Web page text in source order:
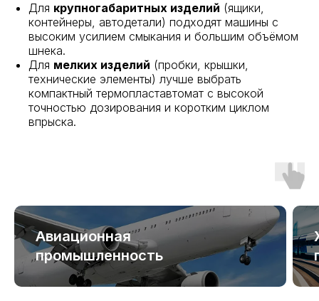
Для крупногабаритных изделий (ящики,
контейнеры, автодетали) подходят машины с
высоким усилием смыкания и большим объёмом
шнека.
Для мелких изделий (пробки, крышки,
технические элементы) лучше выбрать
компактный термопластавтомат с высокой
точностью дозирования и коротким циклом
впрыска.
Авиационная
промышленность